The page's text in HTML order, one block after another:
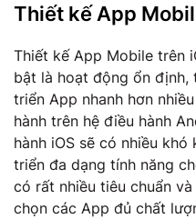
Thiết kế App
Thiết kế App Mobile trên
bật là hoạt động ổn định,
triển App nhanh hơn
hành trên hệ điều hành
hành iOS sẽ có nhiều
triển đa dạng tính năng
có rất nhiều tiêu chuẩn
chọn các App đủ chất